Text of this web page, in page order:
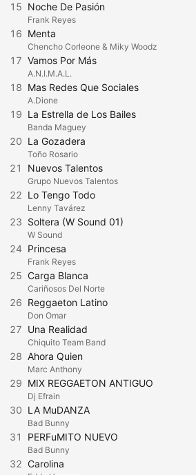
15 Noche De Pasión
Frank Reyes
16 Menta
Chencho Corleone & Miky Woodz
17 Vamos Por Más
A.N.I.M.A.L.
18 Mas Redes Que Sociales
A.Dione
19 La Estrella de Los Bailes
Banda Maguey
20 La Gozadera
Toño Rosario
21 Nuevos Talentos
Grupo Nuevos Talentos
22 Lo Tengo Todo
Lenny Tavárez
23 Soltera (W Sound 01)
W Sound
24 Princesa
Frank Reyes
25 Carga Blanca
Cariñosos Del Norte
26 Reggaeton Latino
Don Omar
27 Una Realidad
Chiquito Team Band
28 Ahora Quien
Marc Anthony
29 MIX REGGAETON ANTIGUO
Dj Efrain
30 LA MuDANZA
Bad Bunny
31 PERFuMITO NUEVO
Bad Bunny
32 Carolina